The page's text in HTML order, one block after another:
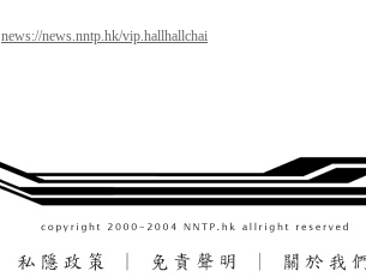
news://news.nntp.hk/vip.hallhallchai